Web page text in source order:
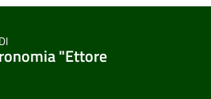
"Ettore